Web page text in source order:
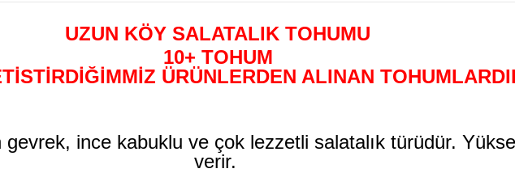
UZUN KÖY SALATALIK TOHUMU
10+ TOHUM
ÜRÜNLERDEN ALINAN
gevrek, ince kabuklu ve çok lezzetli salatalık türüdür.
verir.